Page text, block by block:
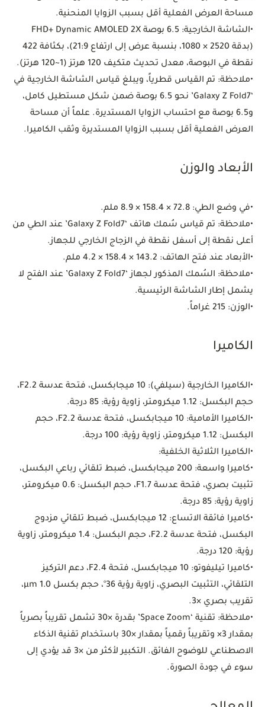
مساحة العرض الفعلية أقل بسبب الزوايا المنحنية.
•الشاشة الخارجية:
6.5 بوصة FHD+ Dynamic AMOLED 2X
(بدقة 2520 × 1080، بنسبة عرض إلى ارتفاع 21:9)، بكثافة 422
نقطة في البوصة، معدل تحديث متكيف 120 هرتز (1~120 هرتز).
•ملاحظة: تم القياس قطرياً، ويبلغ قياس الشاشة الخارجية في
‘Galaxy Z Fold7’ نحو 6.5 بوصة ضمن شكل مستطيل كامل،
و6.5 بوصة مع احتساب الزوايا المستديرة. علماً أن مساحة
العرض الفعلية أقل بسبب الزوايا المستديرة وثقب الكاميرا.
الأبعاد والوزن
•في وضع الطي:
•
ملاحظة: تم قياس سُمك هاتف ‘Galaxy Z Fold7’ عند الطي من
أعلى نقطة إلى أسفل نقطة في الزجاج الخارجي للجهاز.
•الأبعاد عند فتح الهاتف:
•
ملاحظة: السُمك المذكور لجهاز ‘Galaxy Z Fold7’ عند الفتح لا
يشمل إطار الشاشة الرئيسية.
•الوزن:
الكاميرا
•الكاميرا الخارجية (سيلفي):
10 ميجابكسل، فتحة عدسة F2.2،
حجم البكسل: 1.12 ميكرومتر، زاوية رؤية: 85 درجة.
•الكاميرا الأمامية:
10 ميجابكسل، فتحة عدسة F2.2، حجم
البكسل: 1.12 ميكرومتر، زاوية رؤية: 100 درجة.
•الكاميرا الثلاثية الخلفية:
•كاميرا واسعة:
200 ميجابكسل، ضبط تلقائي رباعي البكسل،
تثبيت بصري، فتحة عدسة F1.7، حجم البكسل: 0.6 ميكرومتر،
زاوية رؤية: 85 درجة.
•كاميرا فائقة الاتساع:
12 ميجابكسل، ضبط تلقائي مزدوج
البكسل، فتحة عدسة F2.2، حجم البكسل: 1.4 ميكرومتر، زاوية
رؤية: 120 درجة.
•كاميرا تيليفوتو:
10 ميجابكسل، فتحة F2.4، دعم التركيز
التلقائي، التثبيت البصري، زاوية رؤية 36°، حجم بكسل 1.0 µm،
تقريب بصري ×3.
•
ملاحظة: تقنية ‘Space Zoom’ بقدرة ×30 تشمل تقريباً بصرياً
بمقدار 3× وتقريباً رقمياً بمقدار ×30 باستخدام تقنية الذكاء
الاصطناعي للوضوح الفائق. التكبير لأكثر من ×3 قد يؤدي إلى
سوء في جودة الصورة.